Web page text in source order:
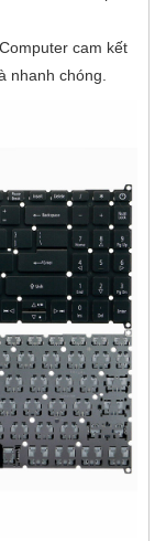
cam kết
nhanh chóng.